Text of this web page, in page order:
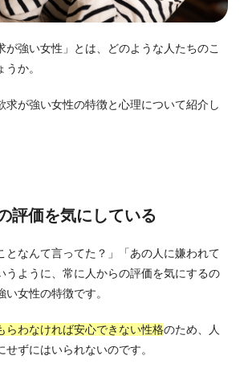
が強い女性」とは、どのような人たちのこ
か。
求が強い女性の特徴と心理について紹介し
評価を気にしている
となんて言ってた？」「あの人に嫌われて
うように、常に人からの評価を気にするの
女性の特徴です。
らわなければ安心できない性格のため、人
せずにはいられないのです。